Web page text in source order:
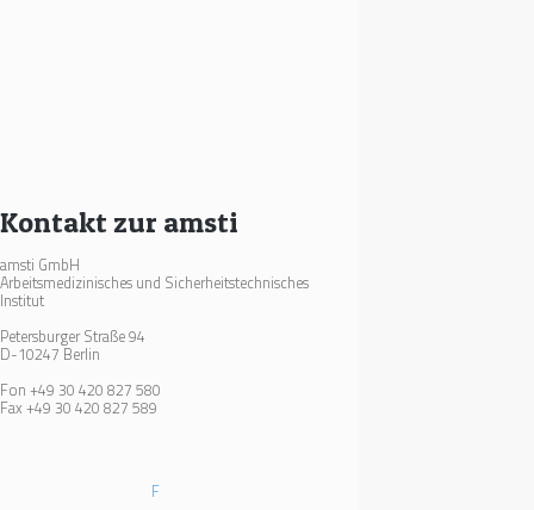
Kontakt zur amsti
amsti GmbH
Arbeitsmedizinisches und Sicherheitstechnisches
Institut
Petersburger Straße 94
D-10247 Berlin
Fon +49 30 420 827 580
Fax +49 30 420 827 589
F